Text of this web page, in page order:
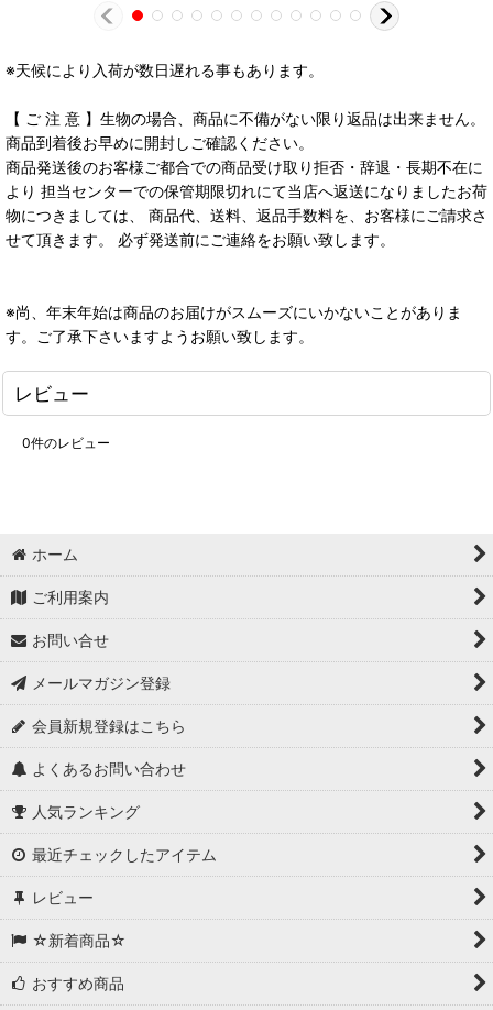
※天候により入荷が数日遅れる事もあります。
【 ご 注 意 】生物の場合、商品に不備がない限り返品は出来ません。
商品到着後お早めに開封しご確認ください。
商品発送後のお客様ご都合での商品受け取り拒否・辞退・長期不在に
より 担当センターでの保管期限切れにて当店へ返送になりましたお荷
物につきましては、 商品代、送料、返品手数料を、お客様にご請求さ
せて頂きます。 必ず発送前にご連絡をお願い致します。
※尚、年末年始は商品のお届けがスムーズにいかないことがありま
す。ご了承下さいますようお願い致します。
レビュー
0件のレビュー
ホーム
ご利用案内
お問い合せ
メールマガジン登録
会員新規登録はこちら
よくあるお問い合わせ
人気ランキング
最近チェックしたアイテム
レビュー
☆新着商品☆
おすすめ商品